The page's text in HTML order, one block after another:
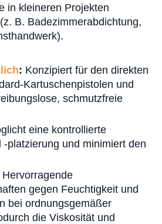
in kleineren Projekten
B. Badezimmerabdichtung,
: Konzipiert für den direkten
Kartuschenpistolen und
schmutzfreie
eine kontrollierte
-platzierung und minimiert den
Hervorragende
gegen Feuchtigkeit und
bei ordnungsgemäßer
die Viskosität und